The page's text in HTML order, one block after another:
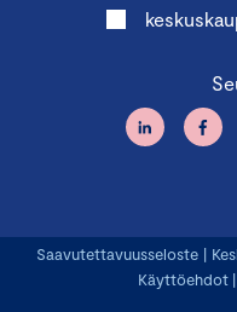
Saavutettavuusseloste |
Käyttöehdot |